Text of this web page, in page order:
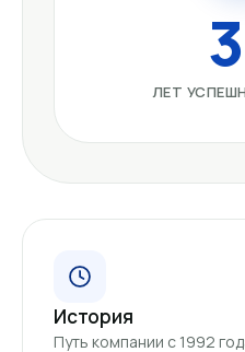
ЛЕТ
История
Путь компании с 1992